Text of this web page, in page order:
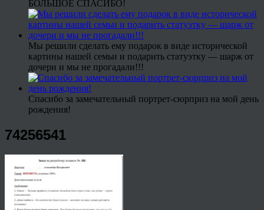
БОЛЬШОЕ СПАСИБО!
Мы решили сделать ему подарок в виде исторической
картины нашей семьи и подарить статуэтку — шарж от
дочери и мы не прогадали!!!
Спасибо за замечательный портрет-сюрприз на мой день
рождения!
74256541